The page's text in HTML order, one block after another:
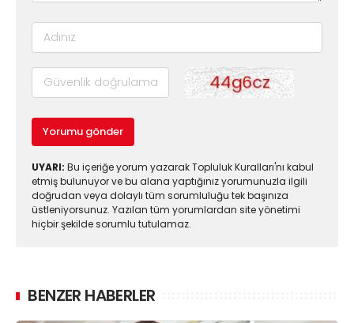
Yorumu gönder
UYARI: Bu içeriğe yorum yazarak Topluluk Kuralları'nı kabul
etmiş bulunuyor ve bu alana yaptığınız yorumunuzla ilgili
doğrudan veya dolaylı tüm sorumluluğu tek başınıza
üstleniyorsunuz. Yazılan tüm yorumlardan site yönetimi
hiçbir şekilde sorumlu tutulamaz.
BENZER HABERLER